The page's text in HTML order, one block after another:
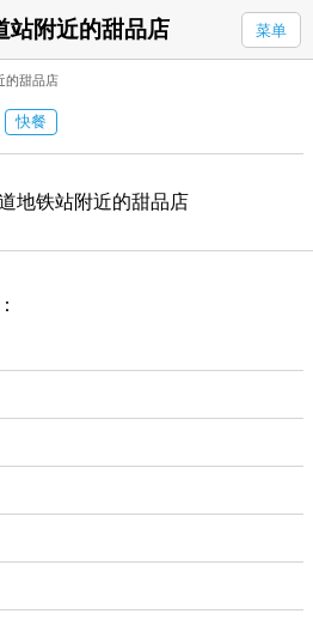
站附近的甜品店 菜单
的甜品店
快餐
地铁站附近的甜品店